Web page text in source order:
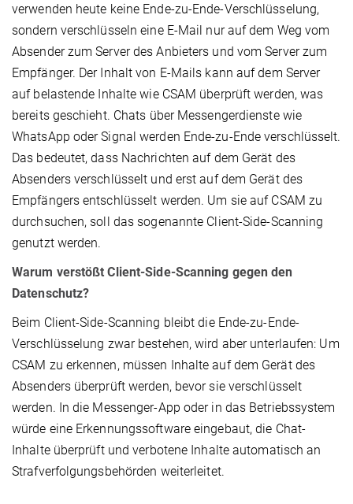
verwenden heute keine Ende-zu-Ende-Verschlüsselung,
sondern verschlüsseln eine E-Mail nur auf dem Weg vom
Absender zum Server des Anbieters und vom Server zum
Empfänger. Der Inhalt von E-Mails kann auf dem Server
auf belastende Inhalte wie CSAM überprüft werden, was
bereits geschieht. Chats über Messengerdienste wie
WhatsApp oder Signal werden Ende-zu-Ende verschlüsselt.
Das bedeutet, dass Nachrichten auf dem Gerät des
Absenders verschlüsselt und erst auf dem Gerät des
Empfängers entschlüsselt werden. Um sie auf CSAM zu
durchsuchen, soll das sogenannte Client-Side-Scanning
genutzt werden.
Warum verstößt Client-Side-Scanning gegen den
Datenschutz?
Beim Client-Side-Scanning bleibt die Ende-zu-Ende-
Verschlüsselung zwar bestehen, wird aber unterlaufen: Um
CSAM zu erkennen, müssen Inhalte auf dem Gerät des
Absenders überprüft werden, bevor sie verschlüsselt
werden. In die Messenger-App oder in das Betriebssystem
würde eine Erkennungssoftware eingebaut, die Chat-
Inhalte überprüft und verbotene Inhalte automatisch an
Strafverfolgungsbehörden weiterleitet.